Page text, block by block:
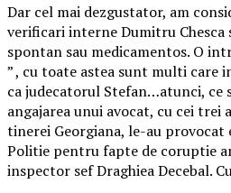
Dar cel mai dezgustator, am
verificari interne Dumitru
spontan sau medicamentos. O
” , cu toate astea sunt multi care
ca judecatorul Stefan…atunci, ce
angajarea unui avocat, cu cei
tinerei Georgiana, le-au
Politie pentru fapte de coruptie
inspector sef Draghiea Decebal.